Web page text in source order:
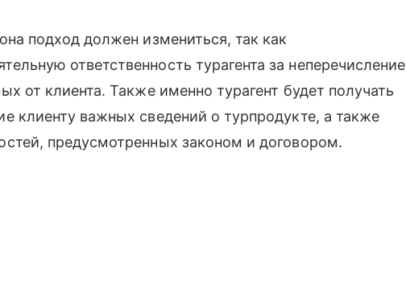
подход должен измениться, так как
ответственность турагента за неперечисление
от клиента. Также именно турагент будет получать
клиенту важных сведений о турпродукте, а также
предусмотренных законом и договором.